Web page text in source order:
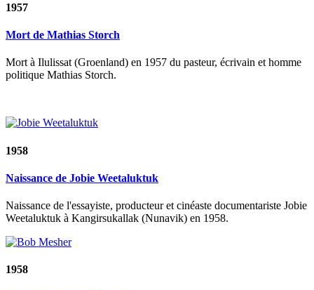
1957
Mort de Mathias Storch
Mort à Ilulissat (Groenland) en 1957 du pasteur, écrivain et homme
politique Mathias Storch.
1958
Naissance de Jobie Weetaluktuk
Naissance de l'essayiste, producteur et cinéaste documentariste Jobie
Weetaluktuk à Kangirsukallak (Nunavik) en 1958.
1958